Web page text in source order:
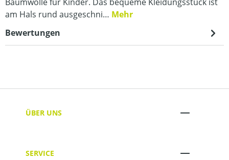
am Hals rund ausgeschni… Mehr
Bewertungen
ÜBER UNS
SERVICE